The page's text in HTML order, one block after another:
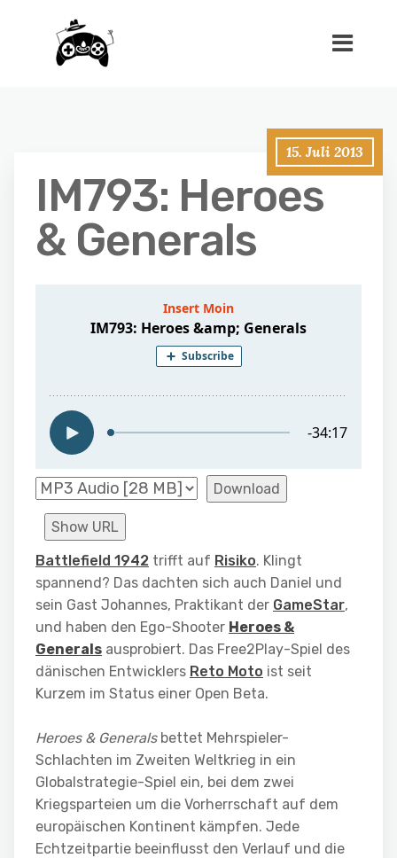
15. Juli 2013
IM793: Heroes
& Generals
Download
Show URL
Battlefield 1942 trifft auf Risiko. Klingt
spannend? Das dachten sich auch Daniel und
sein Gast Johannes, Praktikant der GameStar,
und haben den Ego-Shooter Heroes &
Generals ausprobiert. Das Free2Play-Spiel des
dänischen Entwicklers Reto Moto ist seit
Kurzem im Status einer Open Beta.
Heroes & Generalsbettet Mehrspieler-
Schlachten im Zweiten Weltkrieg in ein
Globalstrategie-Spiel ein, bei dem zwei
Kriegsparteien um die Vorherrschaft auf dem
europäischen Kontinent kämpfen. Jede
Echtzeitpartie beeinflusst den Verlauf und die